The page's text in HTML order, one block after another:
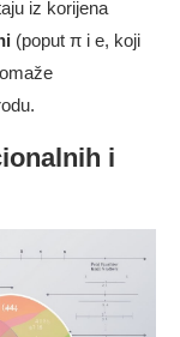
iz korijena
(poput π i e, koji
i